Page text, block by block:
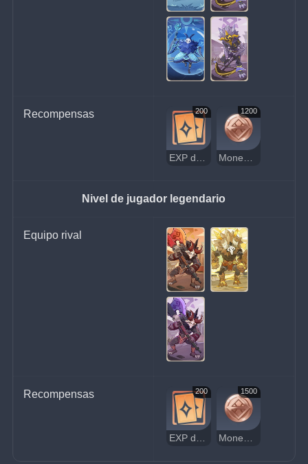
Recompensas 200 1200
Nivel de jugador legendario
Equipo rival
Recompensas 200 1500